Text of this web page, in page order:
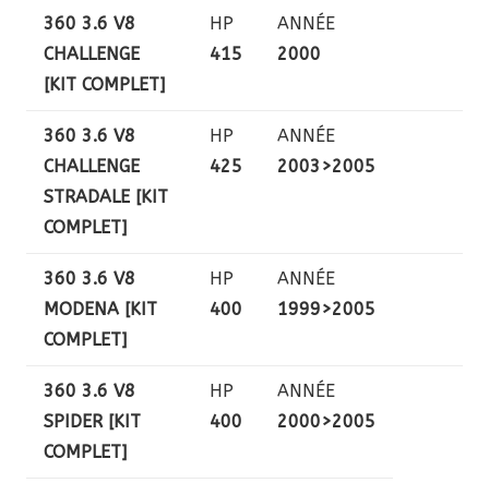
360 3.6 V8
CHALLENGE
[KIT COMPLET]
HP
415
ANNÉE
2000
360 3.6 V8
CHALLENGE
STRADALE [KIT
COMPLET]
HP
425
ANNÉE
2003>2005
360 3.6 V8
MODENA [KIT
COMPLET]
HP
400
ANNÉE
1999>2005
360 3.6 V8
SPIDER [KIT
COMPLET]
HP
400
ANNÉE
2000>2005